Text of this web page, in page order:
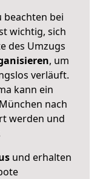
beachten bei
wichtig, sich
des Umzugs
, um
verläuft.
kann ein
nach
werden und
und erhalten